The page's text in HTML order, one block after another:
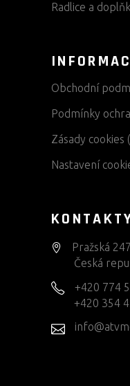
Radlice a
Obchodní
Podmínky
Zásady cookies
Nastavení
Pražská
Česká
+420 774
+420 354